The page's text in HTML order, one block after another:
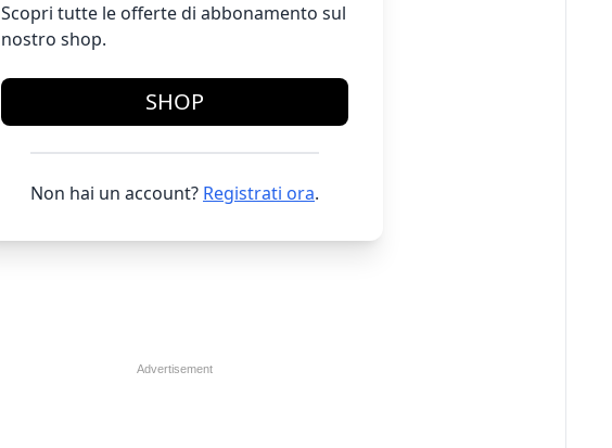
Scopri tutte le offerte di abbonamento sul
nostro shop.
SHOP
Non hai un account? Registrati ora.